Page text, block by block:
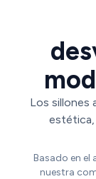
Los sillones
estética,
Basado en el
nuestra